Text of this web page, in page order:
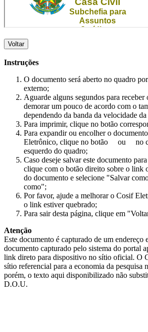
Voltar
Instruções
O documento será aberto no quadro
externo;
Aguarde alguns segundos para receber
demorar um pouco de acordo com o
dependendo da banda da velocidade
Para imprimir, clique no botão
Para expandir ou encolher o
Eletrônico, clique no botão
ou
no
esquerdo do quadro;
Caso deseje salvar este documento
clique com o botão direito sobre o link
do documento e selecione "Salvar
como";
Por favor, ajude a melhorar o Cosif
o link estiver quebrado;
Para sair desta página, clique em
Atenção
Este documento é capturado de um endereço
documento capturado pelo sistema do portal
link direto para dispositivo no sítio oficial. O
sítio referencial para a economia da pesquisa
porém, o texto aqui disponibilizado não
D.O.U.